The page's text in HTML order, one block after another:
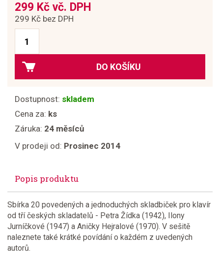
299 Kč vč. DPH
299 Kč bez DPH
DO KOŠÍKU
Dostupnost: skladem
Cena za: ks
Záruka: 24 měsíců
V prodeji od: Prosinec 2014
Popis produktu
Sbírka 20 povedených a jednoduchých skladbiček pro klavír
od tří českých skladatelů - Petra Žídka (1942), Ilony
Jurníčkové (1947) a Aničky Hejralové (1970). V sešitě
naleznete také krátké povídání o každém z uvedených
autorů.